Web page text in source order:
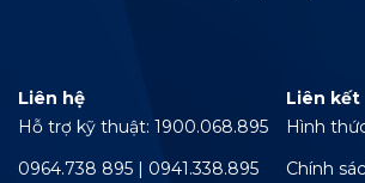
Liên hệ
Hỗ trợ kỹ thuật: 1900.068.895
0964.738 895 | 0941.338.895
Liên kết
Hình
Chính